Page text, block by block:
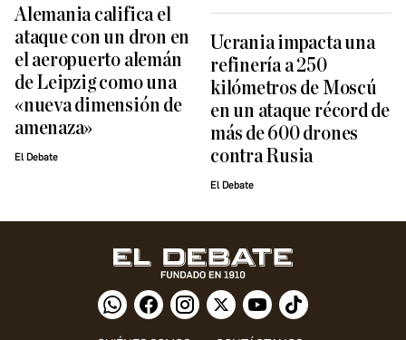
Alemania califica el
ataque con un dron en
el aeropuerto alemán
de Leipzig como una
«nueva dimensión de
amenaza»
El Debate
Ucrania impacta una
refinería a 250
kilómetros de Moscú
en un ataque récord de
más de 600 drones
contra Rusia
El Debate